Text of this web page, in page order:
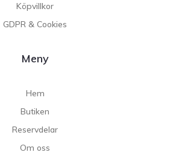
Köpvillkor
GDPR & Cookies
Meny
Hem
Butiken
Reservdelar
Om oss